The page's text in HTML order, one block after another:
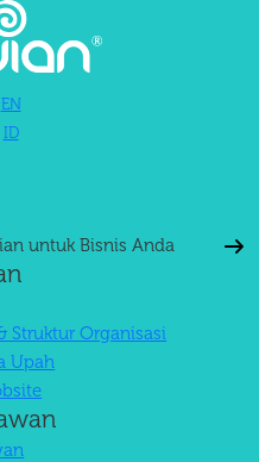
EN
ID
untuk Bisnis Anda
Struktur Organisasi
Upah